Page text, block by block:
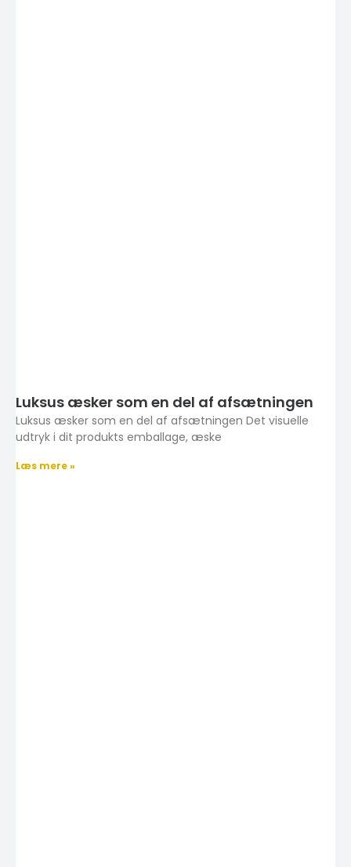
Luksus æsker som en del af afsætningen
Luksus æsker som en del af afsætningen Det visuelle
udtryk i dit produkts emballage, æske
Læs mere »